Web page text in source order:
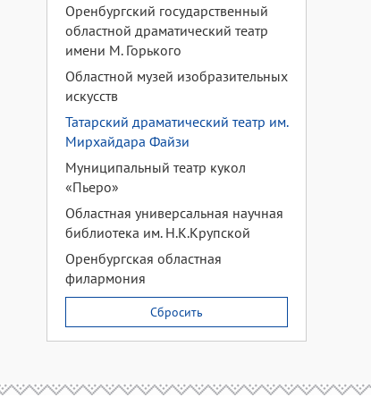
Оренбургский государственный
областной драматический театр
имени М. Горького
Областной музей изобразительных
искусств
Татарский драматический театр им.
Мирхайдара Файзи
Муниципальный театр кукол
«Пьеро»
Областная универсальная научная
библиотека им. Н.К.Крупской
Оренбургская областная
филармония
Сбросить